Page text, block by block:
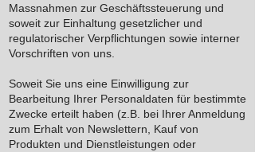
Massnahmen zur Geschäftssteuerung und
soweit zur Einhaltung gesetzlicher und
regulatorischer Verpflichtungen sowie interner
Vorschriften von uns.
Soweit Sie uns eine Einwilligung zur
Bearbeitung Ihrer Personaldaten für bestimmte
Zwecke erteilt haben (z.B. bei Ihrer Anmeldung
zum Erhalt von Newslettern, Kauf von
Produkten und Dienstleistungen oder